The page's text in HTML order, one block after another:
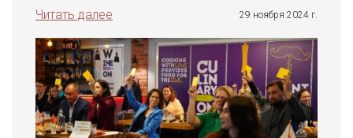
Читать далее
29 ноября 2024 г.